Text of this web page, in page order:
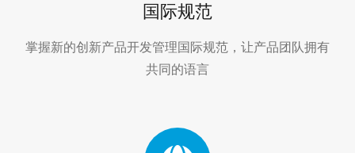
国际规范
掌握新的创新产品开发管理国际规范，让产品团队拥有
共同的语言